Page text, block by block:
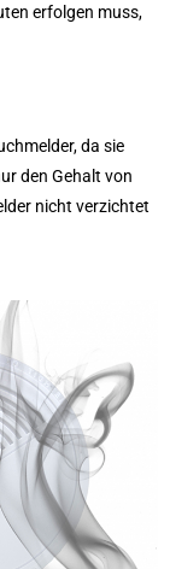
erfolgen muss,
da sie
den Gehalt von
nicht verzichtet